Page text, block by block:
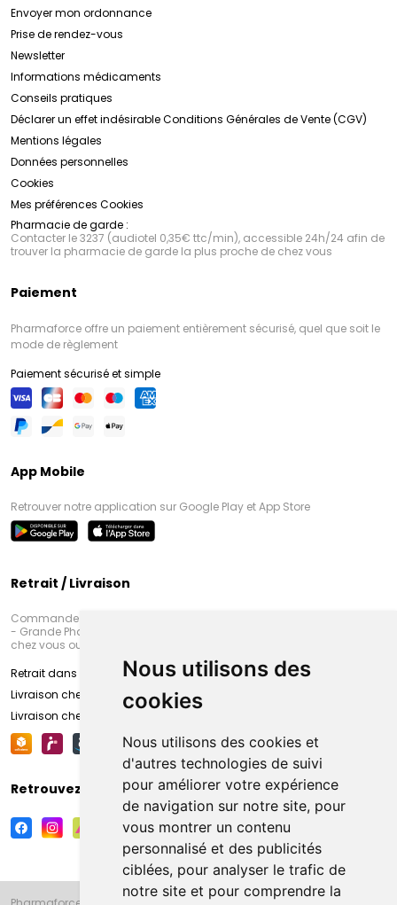
Nous utilisons des
cookies
Nous utilisons des cookies et
d'autres technologies de suivi
pour améliorer votre expérience
de navigation sur notre site, pour
vous montrer un contenu
personnalisé et des publicités
ciblées, pour analyser le trafic de
notre site et pour comprendre la
Envoyer mon ordonnance
Prise de rendez-vous
Newsletter
Informations médicaments
Conseils pratiques
Déclarer un effet indésirableConditions Générales de Vente (CGV)
Mentions légales
Données personnelles
Cookies
Mes préférences Cookies
Pharmacie de garde :
Contacter le 3237 (audiotel 0,35€ ttc/min), accessible 24h/24 afin de
trouver la pharmacie de garde la plus proche de chez vous
Paiement
Pharmaforce offre un paiement entièrement sécurisé, quel que soit le
mode de règlement
Paiement sécurisé et simple
App Mobile
Retrouver notre application sur Google Play et App Store
Retrait / Livraison
Commandez en ligne et venez chercher votre commande à Amiens
- Grande Pharmacie d’Amiens (Fachon) ou recevez-là rapidement
chez vous ou en point retrait
Retrait dans la pharmacie d’Amiens
Livraison chez vous
Livraison chez votre commerçant
Retrouvez-nous sur vos réseaux sociaux